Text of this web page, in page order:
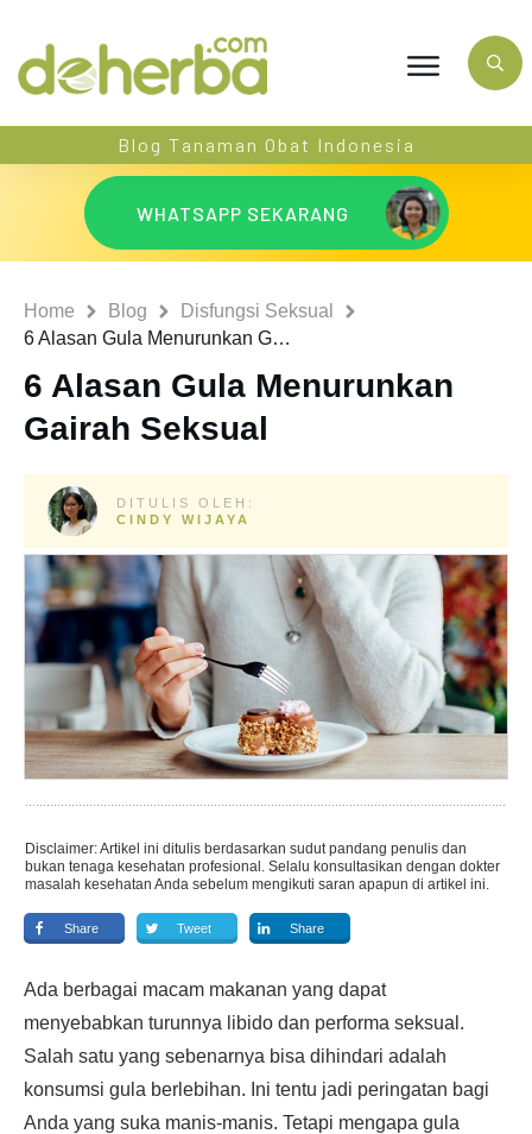
Blog Tanaman Obat Indonesia
WHATSAPP SEKARANG
Home Blog
Disfungsi Seksual
6 Alasan Gula Menurunkan Gairah Seksual
6 Alasan Gula Menurunkan
Gairah Seksual
DITULIS OLEH:
CINDY WIJAYA
Disclaimer: Artikel ini ditulis berdasarkan sudut pandang penulis dan
bukan tenaga kesehatan profesional. Selalu konsultasikan dengan dokter
masalah kesehatan Anda sebelum mengikuti saran apapun di artikel ini.
Share Tweet Share
Ada berbagai macam makanan yang dapat
menyebabkan turunnya libido dan performa seksual.
Salah satu yang sebenarnya bisa dihindari adalah
konsumsi gula berlebihan. Ini tentu jadi peringatan bagi
Anda yang suka manis-manis. Tetapi mengapa gula